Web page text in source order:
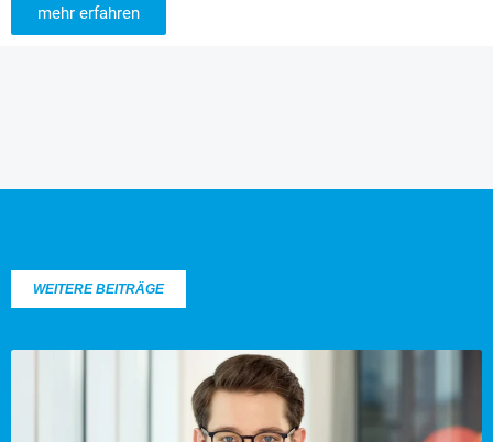
mehr erfahren
WEITERE BEITRÄGE